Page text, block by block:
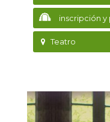
inscripción y
Teatro